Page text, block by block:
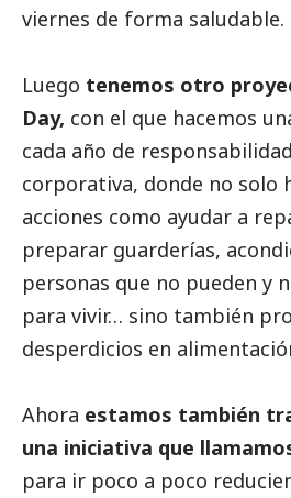
viernes de forma saludable.
Luego tenemos otro
Day, con el que hacemos
cada año de responsabilidad
corporativa, donde no solo
acciones como ayudar a
preparar guarderías,
personas que no pueden y
para vivir… sino también
desperdicios en
Ahora estamos también
una iniciativa que
para ir poco a poco